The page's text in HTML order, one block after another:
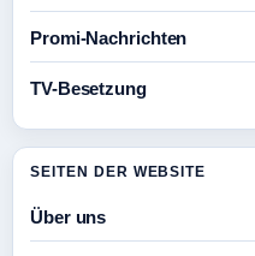
Promi-Nachrichten
TV-Besetzung
SEITEN DER WEBSITE
Über uns